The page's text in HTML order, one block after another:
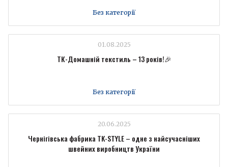
Без категорії
01.08.2025
ТК-Домашній текстиль – 13 років!🎉
Без категорії
20.06.2025
Чернігівська фабрика TK-STYLE – одне з найсучасніших
швейних виробництв України